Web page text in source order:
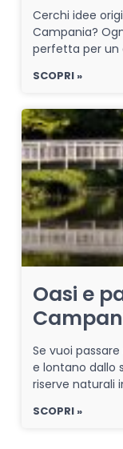
Cerchi idee
Campania?
perfetta per un
SCOPRI »
Oasi e
Se vuoi
e lontano dallo
riserve naturali
SCOPRI »